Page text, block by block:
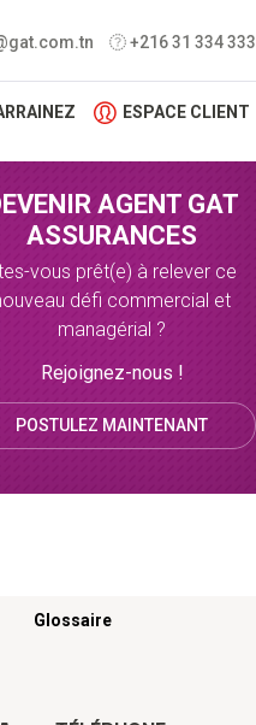
+216 31 334 333
ESPACE CLIENT
AGENT GAT
ASSURANCES
vous prêt(e) à relever ce
défi commercial et
managérial ?
Rejoignez-nous !
POSTULEZ MAINTENANT
Glossaire